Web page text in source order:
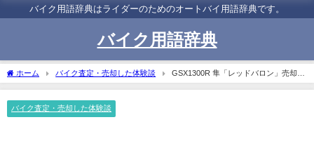
バイク用語辞典はライダーのためのオートバイ用語辞典です。
バイク用語辞典
ホーム バイク査定・売却した体験談
GSX1300R 隼「レッドバロン」売却！
廃車扱いに高額査定
バイク査定・売却した体験談